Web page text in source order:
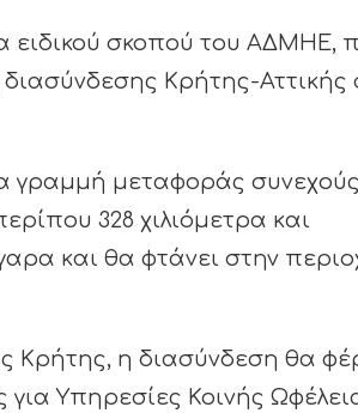
ειδικού σκοπού του ΑΔΜΗΕ,
διασύνδεσης Κρήτης-Αττικής
γραμμή μεταφοράς
328 χιλιόμετρα και
και θα φτάνει στην
Κρήτης, η διασύνδεση θα
Υπηρεσίες Κοινής